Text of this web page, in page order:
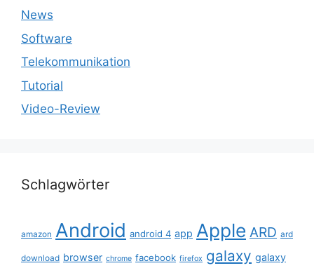
News
Software
Telekommunikation
Tutorial
Video-Review
Schlagwörter
amazon Android android 4 app Apple ARD ard
download browser chrome facebook firefox galaxy galaxy